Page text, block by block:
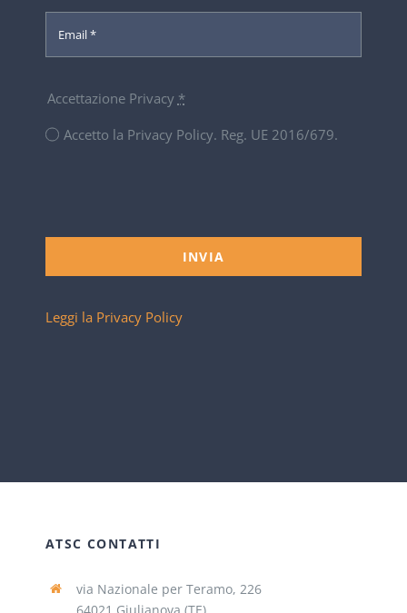
Accettazione Privacy *
Accetto la Privacy Policy. Reg. UE 2016/679.
INVIA
Leggi la Privacy Policy
ATSC CONTATTI
via Nazionale per Teramo, 226
64021 Giulianova (TE)